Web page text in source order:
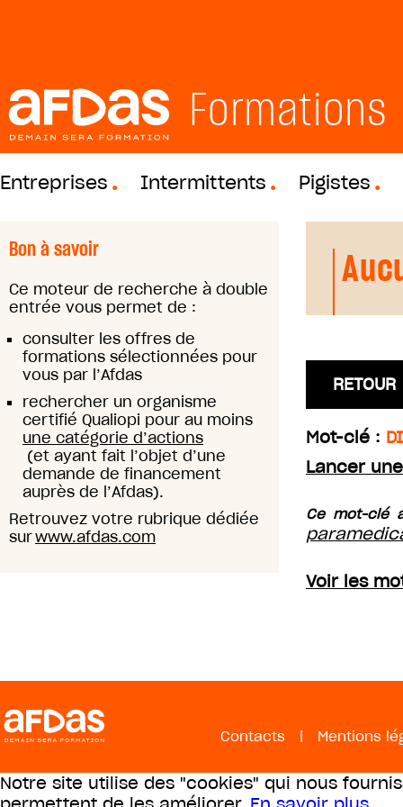
Formations
Entreprises Intermittents Pigistes
Bon à savoir
Ce moteur de recherche à double
entrée vous permet de :
consulter les offres de
formations sélectionnées pour
vous par l’Afdas
rechercher un organisme
certifié Qualiopi pour au moins
une catégorie d’actions
(et ayant fait l’objet d’une
demande de financement
auprès de l’Afdas).
Retrouvez votre rubrique dédiée
surwww.afdas.com
RETOUR
Mot-clé :
Lancer
Ce mot-clé
Voir les
Contacts | Mentions
Notre site utilise des "cookies" qui nous